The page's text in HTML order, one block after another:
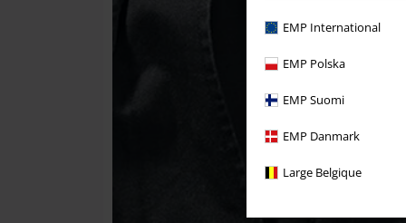
EMP International
EMP Polska
EMP Suomi
EMP Danmark
Large Belgique